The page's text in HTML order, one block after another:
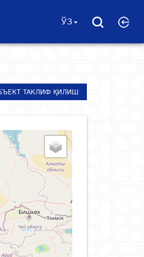
ЎЗ
ТАКЛИФ ҚИЛИШ